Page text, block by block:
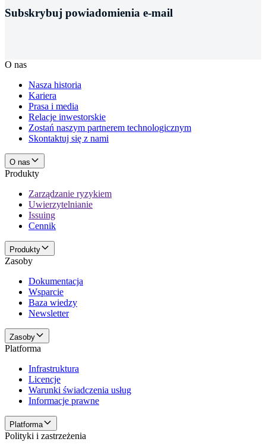
Subskrybuj powiadomienia e-mail
O nas
Nasza historia
Kariera
Prasa i media
Relacje inwestorskie
Zostań naszym partnerem technologicznym
Skontaktuj się z nami
O nas
Produkty
Zarządzanie ryzykiem
Uwierzytelnianie
Issuing
Cennik
Produkty
Zasoby
Dokumentacja
Wsparcie
Baza wiedzy
Newsletter
Zasoby
Platforma
Infrastruktura
Licencje
Warunki świadczenia usług
Informacje prawne
Platforma
Polityki i zastrzeżenia